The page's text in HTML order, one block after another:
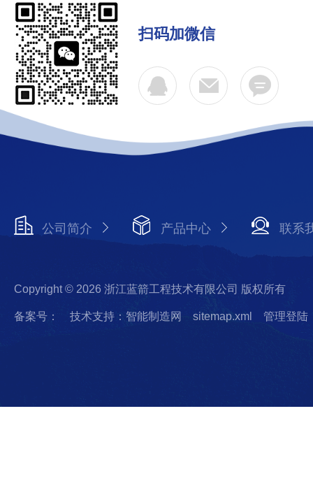
扫码加微信
公司简介 产品中心 联系
Copyright © 2026 浙江蓝箭工程技术有限公司 版权所有
备案号： 技术支持：智能制造网 sitemap.xml 管理登陆